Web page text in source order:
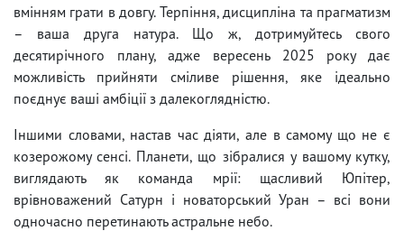
вмінням грати в довгу. Терпіння, дисципліна та прагматизм
– ваша друга натура. Що ж, дотримуйтесь свого
десятирічного плану, адже вересень 2025 року дає
можливість прийняти сміливе рішення, яке ідеально
поєднує ваші амбіції з далекоглядністю.
Іншими словами, настав час діяти, але в самому що не є
козерожому сенсі. Планети, що зібралися у вашому кутку,
виглядають як команда мрії: щасливий Юпітер,
врівноважений Сатурн і новаторський Уран – всі вони
одночасно перетинають астральне небо.